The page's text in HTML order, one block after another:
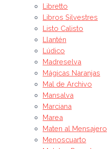
Libretto
Libros Silvestres
Listo Calisto
Llantén
Lúdico
Madreselva
Mágicas Naranjas
Mal de Archivo
Mansalva
Marciana
Marea
Maten al Mensajero
Menoscuarto